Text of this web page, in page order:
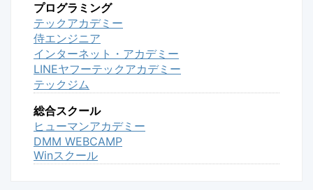
プログラミング
テックアカデミー
侍エンジニア
インターネット・アカデミー
LINEヤフーテックアカデミー
テックジム
総合スクール
ヒューマンアカデミー
DMM WEBCAMP
Winスクール